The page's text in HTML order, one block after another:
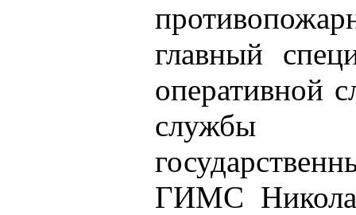
главный
оперативной
службы
ГИМС